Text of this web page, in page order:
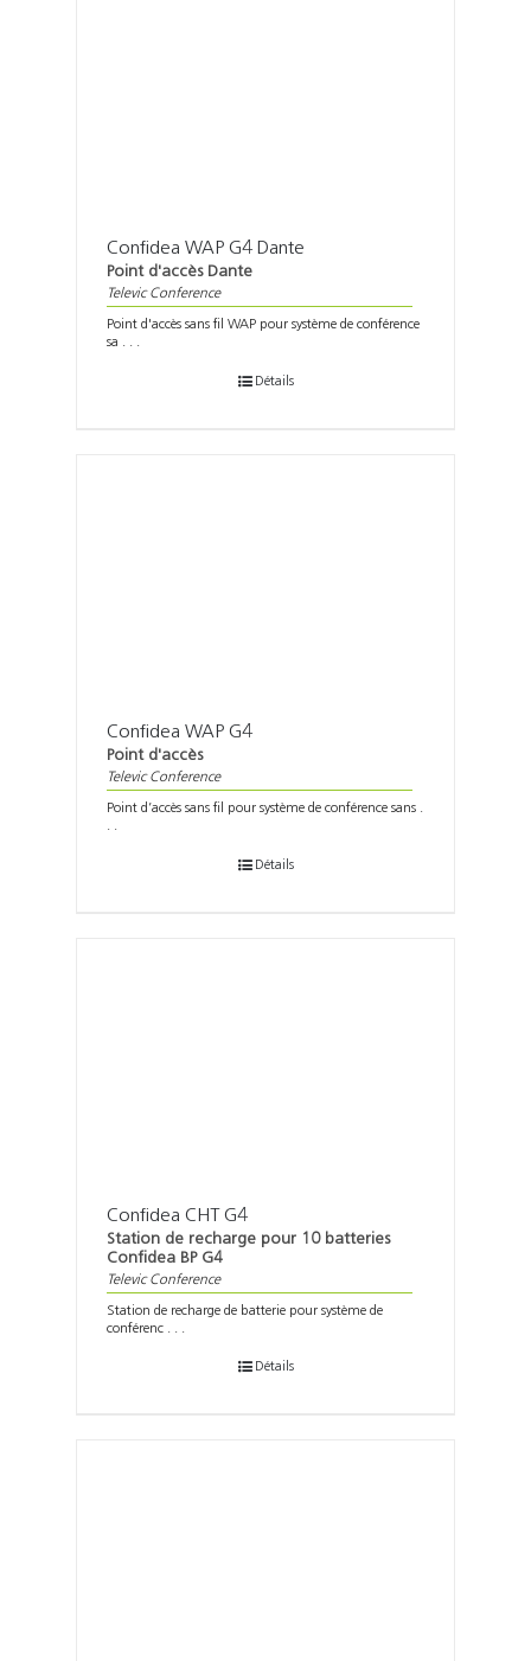
Confidea WAP G4 Dante
Point d'accès Dante
Televic Conference
Point d'accès sans fil WAP pour système de conférence
sa . . .
Détails
Confidea WAP G4
Point d'accès
Televic Conference
Point d’accès sans fil pour système de conférence sans .
. .
Détails
Confidea CHT G4
Station de recharge pour 10 batteries
Confidea BP G4
Televic Conference
Station de recharge de batterie pour système de
conférenc . . .
Détails